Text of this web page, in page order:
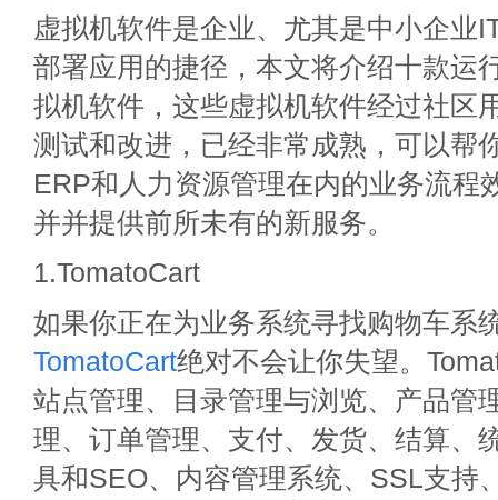
虚拟机软件是企业、尤其是中小企业
部署应用的捷径，本文将介绍十款运
拟机软件，这些虚拟机软件经过社区
测试和改进，已经非常成熟，可以帮
ERP和人力资源管理在内的业务流程
并并提供前所未有的新服务。
1.TomatoCart
如果你正在为业务系统寻找购物车系
TomatoCart绝对不会让你失望。
站点管理、目录管理与浏览、产品管
理、订单管理、支付、发货、结算、
具和SEO、内容管理系统、SSL支持